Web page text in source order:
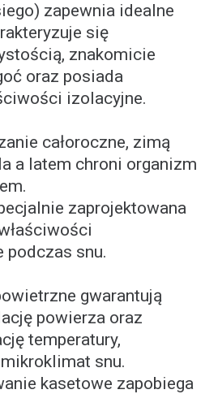
zapewnia idealne
się
znakomicie
oraz posiada
izolacyjne.
całoroczne, zimą
a latem chroni organizm
zaprojektowana
podczas snu.
gwarantują
powierza oraz
temperatury,
snu.
kasetowe zapobiega